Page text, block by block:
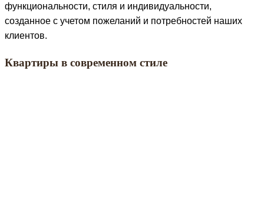
функциональности, стиля и индивидуальности,
созданное с учетом пожеланий и потребностей наших
клиентов.
Квартиры в современном стиле